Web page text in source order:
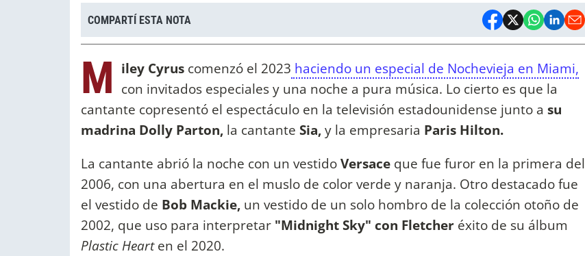
COMPARTÍ ESTA NOTA
M iley Cyrus comenzó el 2023 haciendo un especial de Nochevieja en Miami,
con invitados especiales y una noche a pura música. Lo cierto es que la
cantante copresentó el espectáculo en la televisión estadounidense junto a su
madrina Dolly Parton, la cantante Sia,y la empresaria Paris Hilton.
La cantante abrió la noche con un vestidoVersace que fue furor en la primera del
2006, con una abertura en el muslo de color verde y naranja. Otro destacado fue
el vestido de Bob Mackie, un vestido de un solo hombro de la colección otoño de
2002, que uso para interpretar "Midnight Sky" con Fletcher éxito de su álbum
Plastic Hearten el 2020.